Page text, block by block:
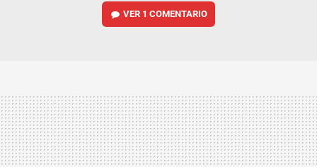
VER 1 COMENTARIO